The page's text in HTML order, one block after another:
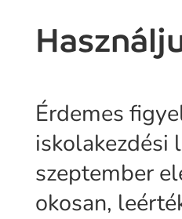
Érdemes
iskolakezdési
szeptember
okosan,